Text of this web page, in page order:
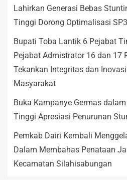
Lahirkan Generasi Bebas
Tinggi Dorong Optimalisasi
Bupati Toba Lantik 6 Pejabat
Pejabat Admistrator 16 dan 17
Tekankan Integritas dan
Masyarakat
Buka Kampanye Germas
Tinggi Apresiasi Penurunan
Pemkab Dairi Kembali
Dalam Membahas Penataan
Kecamatan Silahisabungan